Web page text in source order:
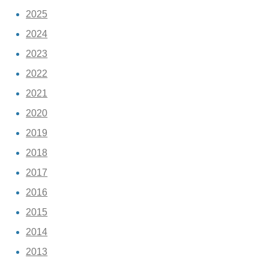
2025
2024
2023
2022
2021
2020
2019
2018
2017
2016
2015
2014
2013